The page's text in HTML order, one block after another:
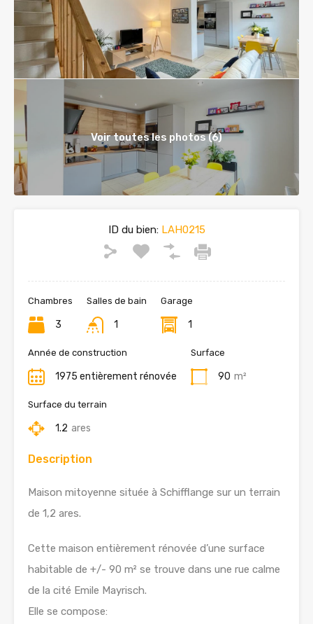
Voir toutes les photos (6)
ID du bien:LAH0215
Chambres
3
Salles de bain
1
Garage
1
Année de construction
1975 entièrement rénovée
Surface
90 m²
Surface du terrain
1.2 ares
Description
Maison mitoyenne située à Schifflange sur un terrain
de 1,2 ares.
Cette maison entièrement rénovée d’une surface
habitable de +/- 90 m² se trouve dans une rue calme
de la cité Emile Mayrisch.
Elle se compose: